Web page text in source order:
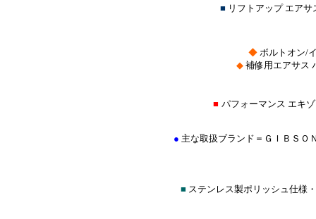
■ リフトアップ エア
◆ ボルトオン/
◆補修用エアサス
■ パフォーマンス エキ
● 主な取扱ブランド＝ＧＩＢＳＯ
■ ステンレス製ポリッシュ仕様